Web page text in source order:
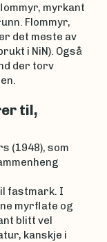
myrkant
Flommyr,
det meste av
i NiN). Også
der torv
til,
(1948), som
fastmark. I
myrflate og
blitt vel
kanskje i